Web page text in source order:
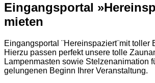
Eingangsportal
mieten
Eingangsportal ¨Hereinspaziert¨mit toller
Hierzu passen perfekt unsere tolle
Lampenmasten sowie Stelzenanimation
gelungenen Beginn Ihrer Veranstaltung.